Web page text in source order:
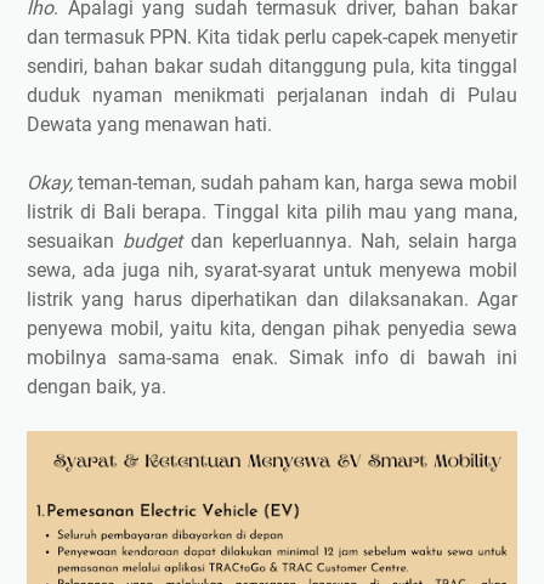
lho. Apalagi yang sudah termasuk driver, bahan bakar
dan termasuk PPN. Kita tidak perlu capek-capek menyetir
sendiri, bahan bakar sudah ditanggung pula, kita tinggal
duduk nyaman menikmati perjalanan indah di Pulau
Dewata yang menawan hati.
Okay, teman-teman, sudah paham kan, harga sewa mobil
listrik di Bali berapa. Tinggal kita pilih mau yang mana,
sesuaikan budgetdan keperluannya. Nah, selain harga
sewa, ada juga nih, syarat-syarat untuk menyewa mobil
listrik yang harus diperhatikan dan dilaksanakan. Agar
penyewa mobil, yaitu kita, dengan pihak penyedia sewa
mobilnya sama-sama enak. Simak info di bawah ini
dengan baik, ya.